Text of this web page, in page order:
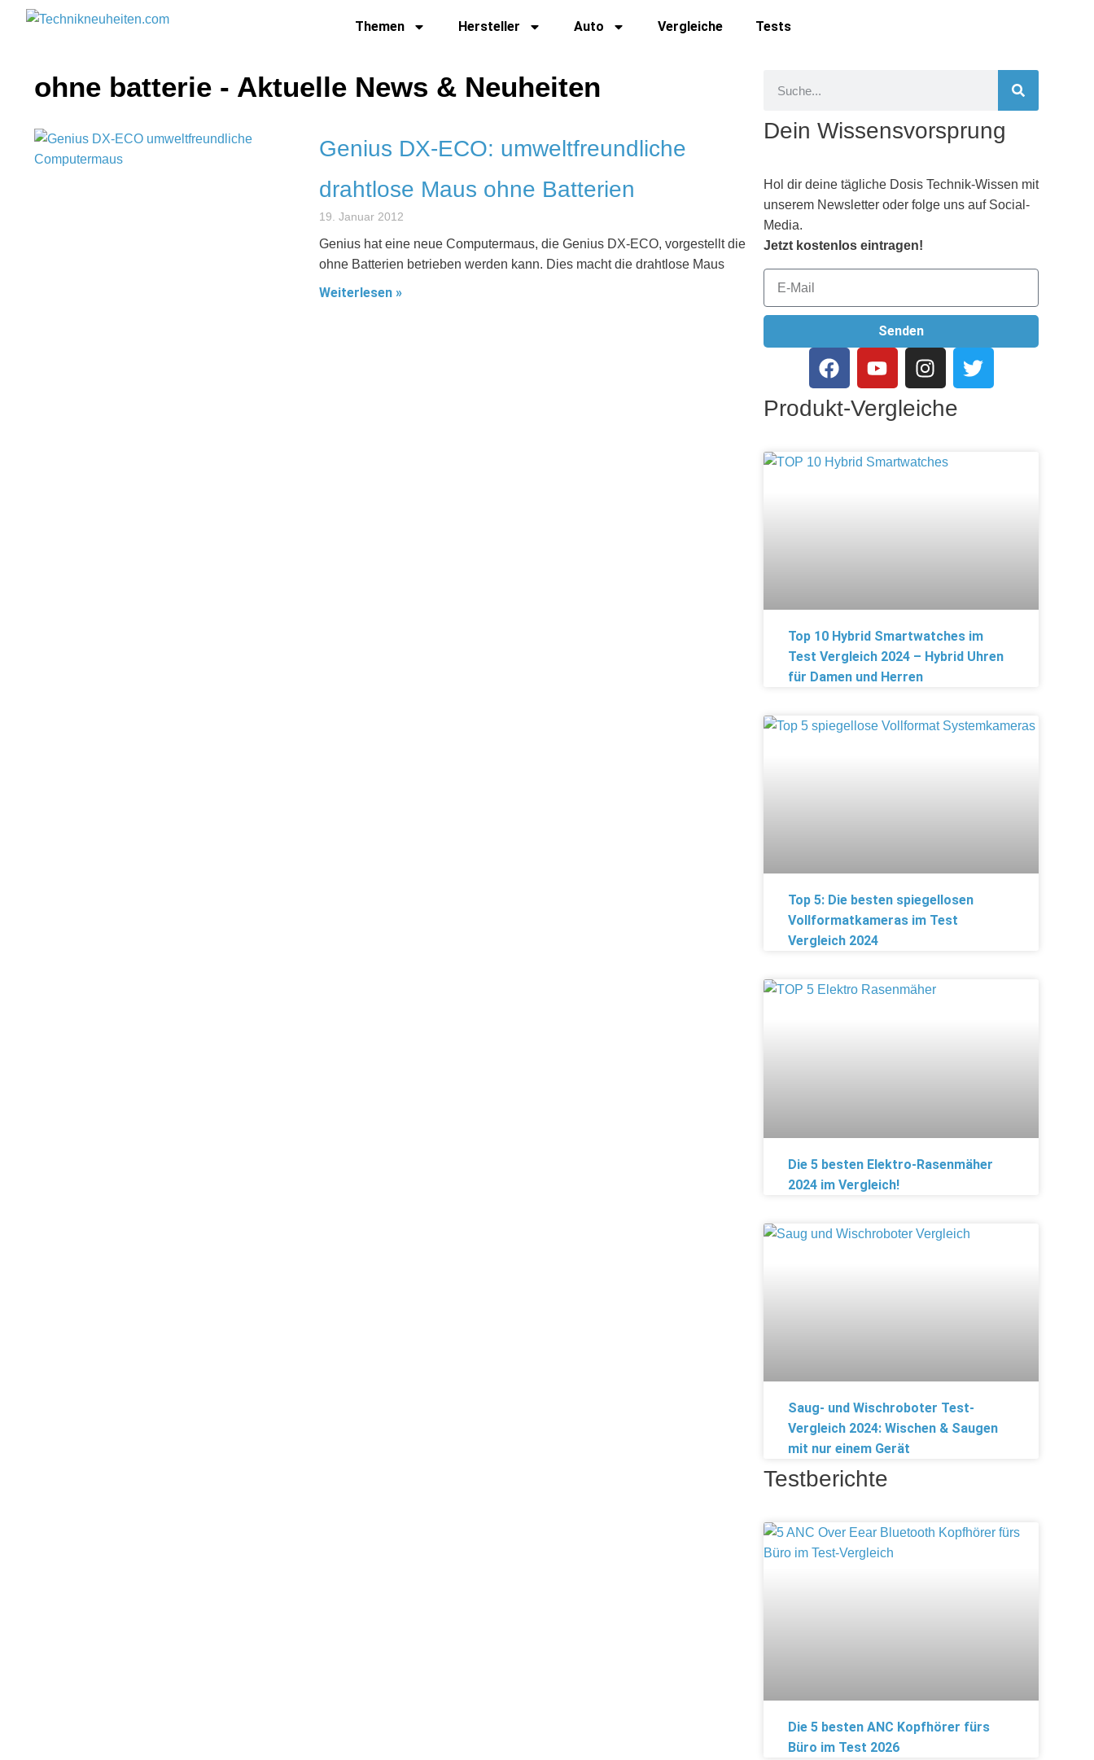
Themen Hersteller Auto Vergleiche Tests
ohne batterie - Aktuelle News & Neuheiten
Genius DX-ECO: umweltfreundliche
drahtlose Maus ohne Batterien
19. Januar 2012
Genius hat eine neue Computermaus, die Genius DX-ECO, vorgestellt die
ohne Batterien betrieben werden kann. Dies macht die drahtlose Maus
Weiterlesen »
Dein Wissensvorsprung
Hol dir deine tägliche Dosis Technik-Wissen mit
unserem Newsletter oder folge uns auf Social-
Media.
Jetzt kostenlos eintragen!
Senden
Produkt-Vergleiche
Top 10 Hybrid Smartwatches im
Test Vergleich 2024 – Hybrid Uhren
für Damen und Herren
Top 5: Die besten spiegellosen
Vollformatkameras im Test
Vergleich 2024
Die 5 besten Elektro-Rasenmäher
2024 im Vergleich!
Saug- und Wischroboter Test-
Vergleich 2024: Wischen & Saugen
mit nur einem Gerät
Testberichte
Die 5 besten ANC Kopfhörer fürs
Büro im Test 2026